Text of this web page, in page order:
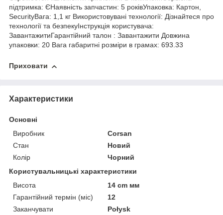
підтримка: ЄНаявність запчастин: 5 роківУпаковка: Картон,
SecurityВага: 1,1 кг Використовувані технології: Дізнайтеся про
технології та безпекуІнструкція користувача:
ЗавантажитиГарантійний талон : Завантажити Довжина
упаковки: 20 Вага габаритні розміри в грамах: 693.33
Приховати
Характеристики
Основні
Виробник
Corsan
Стан
Новий
Колір
Чорний
Користувальницькі характеристики
Висота
14 cm мм
Гарантійний термін (міс)
12
Заканчувати
Połysk